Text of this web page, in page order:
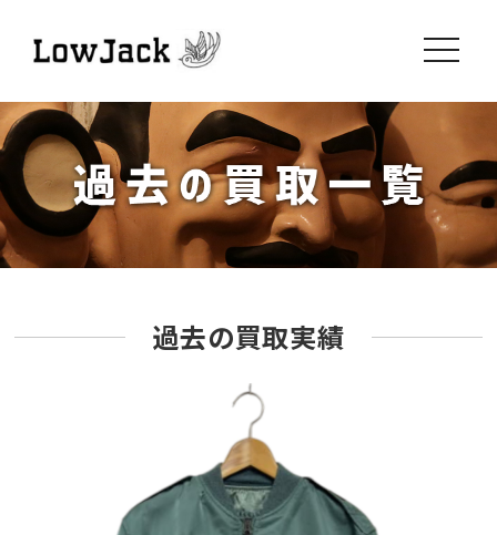
toggle
過去の買取実績